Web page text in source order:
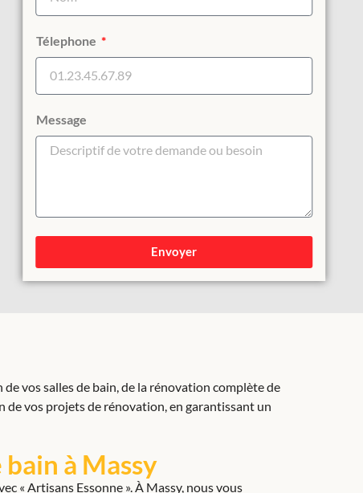
Télephone
Message
Envoyer
vos salles de bain, de la rénovation complète de
de vos projets de rénovation, en garantissant un
à Massy
« Artisans Essonne ». À Massy, nous vous